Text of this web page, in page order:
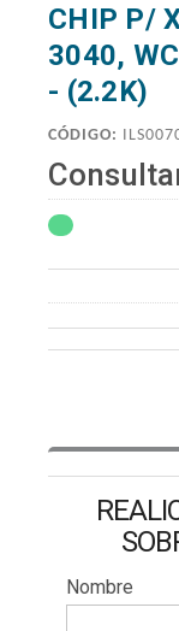
CHIP P/
3040,
- (2.2K)
CÓDIGO:
Nombre